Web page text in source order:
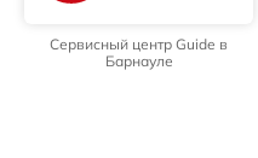
Сервисный центр Guide в
Барнауле